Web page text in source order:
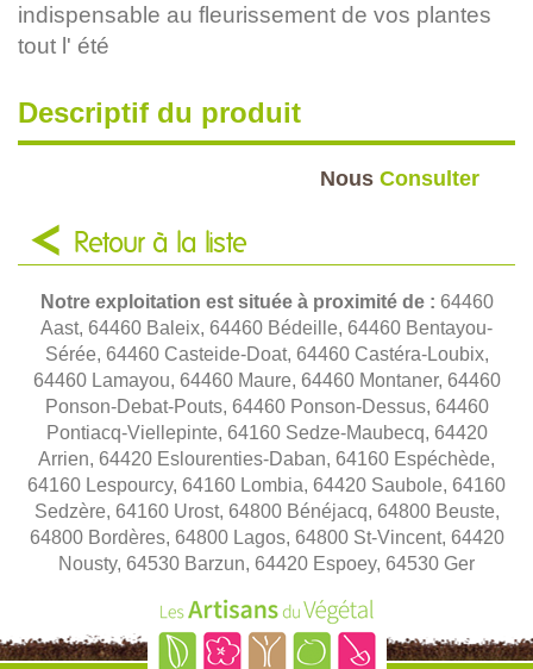
indispensable au fleurissement de vos plantes
tout l' été
Descriptif du produit
Nous Consulter
Retour à la liste
Notre exploitation est située à proximité de : 64460
Aast, 64460 Baleix, 64460 Bédeille, 64460 Bentayou-
Sérée, 64460 Casteide-Doat, 64460 Castéra-Loubix,
64460 Lamayou, 64460 Maure, 64460 Montaner, 64460
Ponson-Debat-Pouts, 64460 Ponson-Dessus, 64460
Pontiacq-Viellepinte, 64160 Sedze-Maubecq, 64420
Arrien, 64420 Eslourenties-Daban, 64160 Espéchède,
64160 Lespourcy, 64160 Lombia, 64420 Saubole, 64160
Sedzère, 64160 Urost, 64800 Bénéjacq, 64800 Beuste,
64800 Bordères, 64800 Lagos, 64800 St-Vincent, 64420
Nousty, 64530 Barzun, 64420 Espoey, 64530 Ger